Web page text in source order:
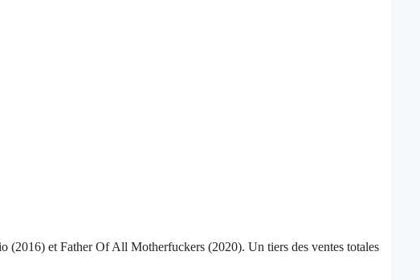
et Father Of All Motherfuckers (2020). Un tiers des ventes totales